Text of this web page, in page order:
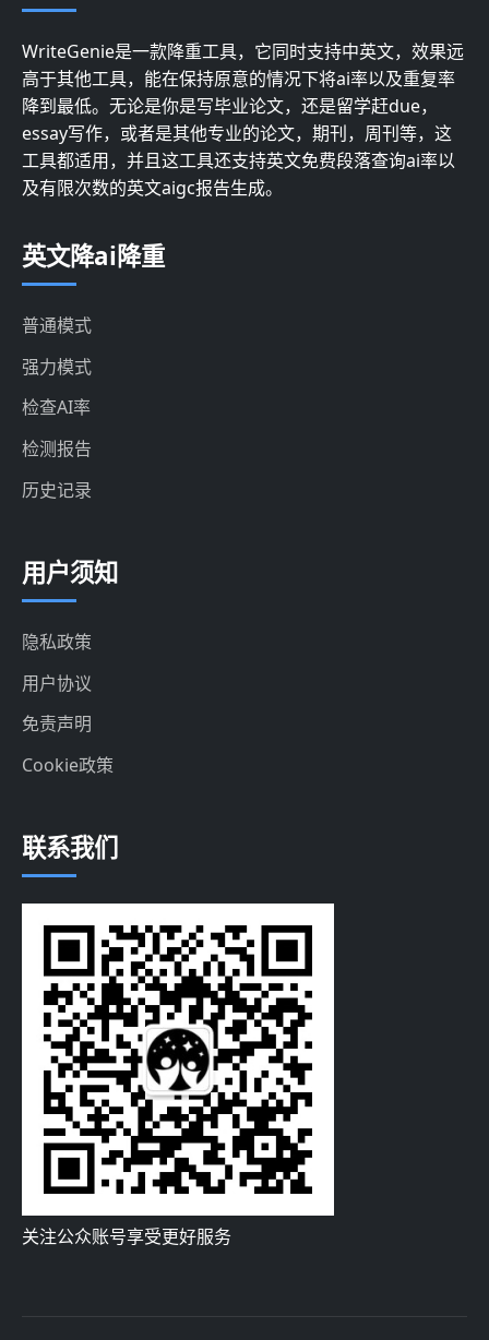
WriteGenie是一款降重工具，它同时支持中英文，效果远
高于其他工具，能在保持原意的情况下将ai率以及重复率
降到最低。无论是你是写毕业论文，还是留学赶due，
essay写作，或者是其他专业的论文，期刊，周刊等，这
工具都适用，并且这工具还支持英文免费段落查询ai率以
及有限次数的英文aigc报告生成。
英文降ai降重
普通模式
强力模式
检查AI率
检测报告
历史记录
用户须知
隐私政策
用户协议
免责声明
Cookie政策
联系我们
关注公众账号享受更好服务